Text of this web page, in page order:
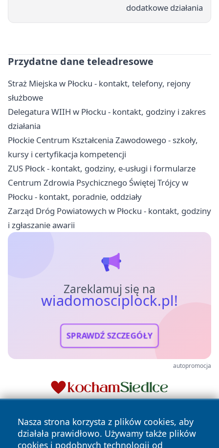
dodatkowe działania
Przydatne dane teleadresowe
Straż Miejska w Płocku - kontakt, telefony, rejony
służbowe
Delegatura WIIH w Płocku - kontakt, godziny i zakres
działania
Płockie Centrum Kształcenia Zawodowego - szkoły,
kursy i certyfikacja kompetencji
ZUS Płock - kontakt, godziny, e-usługi i formularze
Centrum Zdrowia Psychicznego Świętej Trójcy w
Płocku - kontakt, poradnie, oddziały
Zarząd Dróg Powiatowych w Płocku - kontakt, godziny
i zgłaszanie awarii
Zareklamuj się na
wiadomosciplock.pl!
SPRAWDŹ SZCZEGÓŁY
autopromocja
Nasza strona korzysta z plików cookies, aby
działała prawidłowo. Używamy także plików
cookies i podobnych technologii od